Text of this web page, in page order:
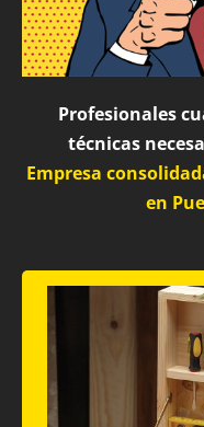
Profesionales
técnicas
Empresa
en